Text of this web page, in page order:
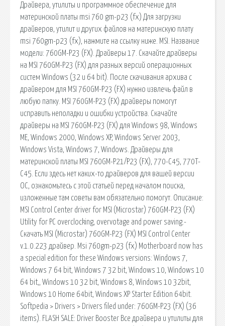
Драйвера, утилиты и программное обеспечение для
материнской платы msi 760 gm-p23 (fx) Для загрузки
драйверов, утилит и других файлов на материнскую плату
msi 760gm-p23 (fx), нажмите на ссылку ниже. MSI. Название
модели: 760GM-P23 (FX). Драйверы 17. Скачайте драйверы
на MSI 760GM-P23 (FX) для разных версий операционных
систем Windows (32 и 64 bit). После скачивания архива с
драйвером для MSI 760GM-P23 (FX) нужно извлечь файл в
любую папку. MSI 760GM-P23 (FX) драйверы помогут
исправить неполадки и ошибки устройства. Скачайте
драйверы на MSI 760GM-P23 (FX) для Windows 98, Windows
ME, Windows 2000, Windows XP, Windows Server 2003,
Windows Vista, Windows 7, Windows. Драйверы для
материнской платы MSI 760GM-P21/P23 (FX), 770-C45, 770T-
C45. Если здесь нет каких-то драйверов для вашей версии
ОС, ознакомьтесь с этой статьей перед началом поиска,
изложенные там советы вам обязательно помогут. Описание:
MSI Control Center driver for MSI (Microstar) 760GM-P23 (FX)
Utility for PC overclocking,­ overvotage and power saving.­
Скачать MSI (Microstar) 760GM-P23 (FX) MSI Control Center
v.1.0.223 драйвер. Msi 760gm-p23 (fx) Motherboard now has
a special edition for these Windows versions: Windows 7,
Windows 7 64 bit, Windows 7 32 bit, Windows 10, Windows 10
64 bit,, Windows 10 32 bit, Windows 8, Windows 10 32bit,
Windows 10 Home 64bit, Windows XP Starter Edition 64bit.
Softpedia > Drivers > Drivers filed under: 760GM-P23 (FX) (36
items). FLASH SALE: Driver Booster Все драйвера и утилиты для